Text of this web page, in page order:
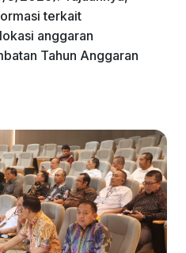
terkait
anggaran
Tahun Anggaran